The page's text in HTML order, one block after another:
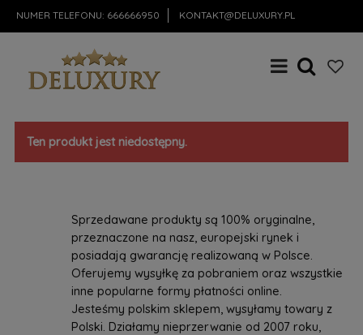
NUMER TELEFONU: 666666950 KONTAKT@DELUXURY.PL
Ten produkt jest niedostępny.
Sprzedawane produkty są 100% oryginalne,
przeznaczone na nasz, europejski rynek i
posiadają gwarancję realizowaną w Polsce.
Oferujemy wysyłkę za pobraniem oraz wszystkie
inne popularne formy płatności online.
Jesteśmy polskim sklepem, wysyłamy towary z
Polski. Działamy nieprzerwanie od 2007 roku,